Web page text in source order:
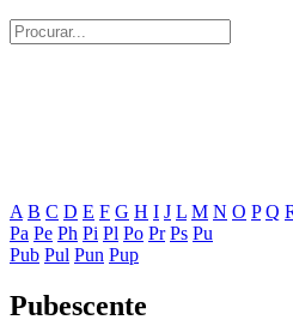
Procurar:
A B C D E F G H I J L M N O P Q
Pa Pe Ph Pi Pl Po Pr Ps Pu
Pub Pul Pun Pup
Pubescente